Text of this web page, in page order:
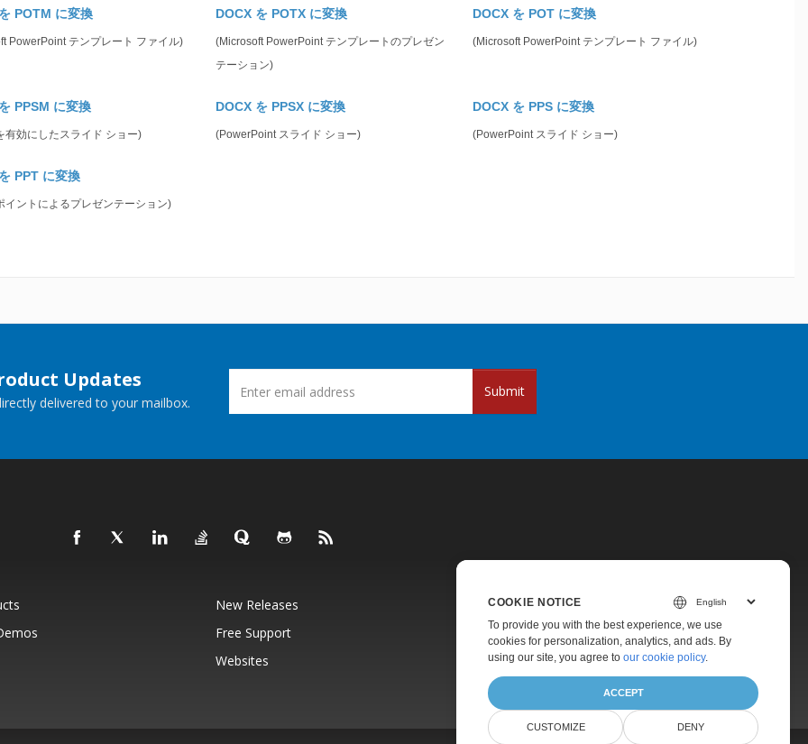
POTM に変換
PowerPoint テンプレート ファイル)
DOCX を POTX に変換
(Microsoft PowerPoint テンプレートのプレゼン
テーション)
DOCX を POT に変換
(Microsoft PowerPoint テンプレート ファイル)
PPSM に変換
有効にしたスライド ショー)
DOCX を PPSX に変換
(PowerPoint スライド ショー)
DOCX を PPS に変換
(PowerPoint スライド ショー)
PPT に変換
イントによるプレゼンテーション)
Updates
delivered to your mailbox.
Submit
New Releases
Pricing
Free Support
Paid Support
Websites
About
COOKIE NOTICE
To provide you with the best experience, we use
cookies for personalization, analytics, and ads. By
using our site, you agree to our cookie policy.
ACCEPT
CUSTOMIZE DENY